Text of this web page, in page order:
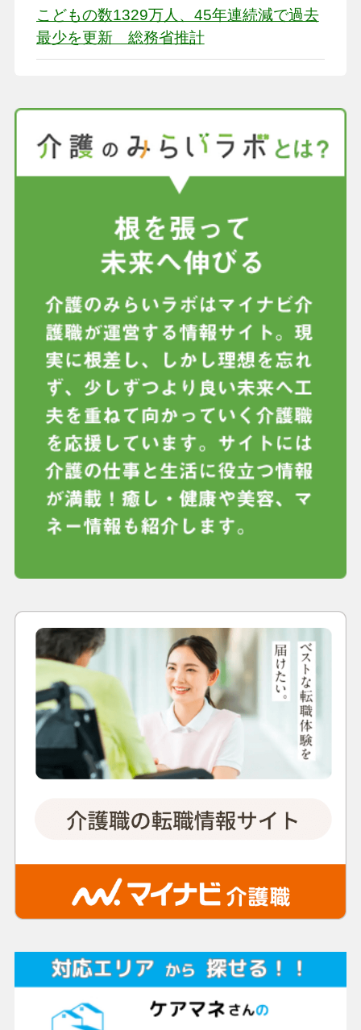
こどもの数1329万人、45年連続減で過去
最少を更新 総務省推計